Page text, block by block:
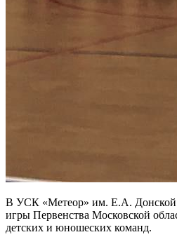
В УСК «Метеор» им. Е.А. Донской
игры Первенства Московской
детских и юношеских команд.